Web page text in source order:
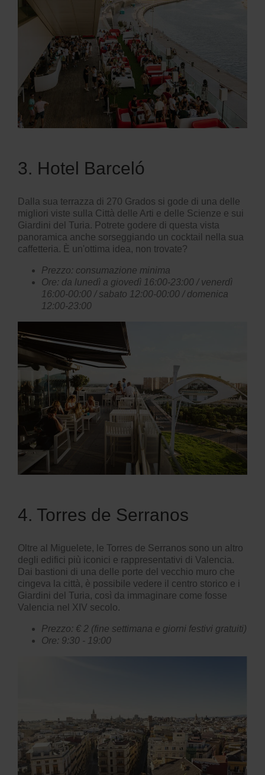
3. Hotel Barceló
Dalla sua terrazza di 270 Grados si gode di una delle
migliori viste sulla Città delle Arti e delle Scienze e sui
Giardini del Turia. Potrete godere di questa vista
panoramica anche sorseggiando un cocktail nella sua
caffetteria. È un'ottima idea, non trovate?
Prezzo: consumazione minima
Ore: da lunedì a giovedì 16:00-23:00 / venerdì
16:00-00:00 / sabato 12:00-00:00 / domenica
12:00-23:00
4. Torres de Serranos
Oltre al Miguelete, le Torres de Serranos sono un altro
degli edifici più iconici e rappresentativi di Valencia.
Dai bastioni di una delle porte del vecchio muro che
cingeva la città, è possibile vedere il centro storico e i
Giardini del Turia, così da immaginare come fosse
Valencia nel XIV secolo.
Prezzo: € 2 (fine settimana e giorni festivi gratuiti)
Ore: 9:30 - 19:00